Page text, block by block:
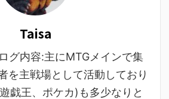
Taisa
グ内容:主にMTGメインで集
を主戦場として活動しており
戯王、ポケカ)も多少なりと